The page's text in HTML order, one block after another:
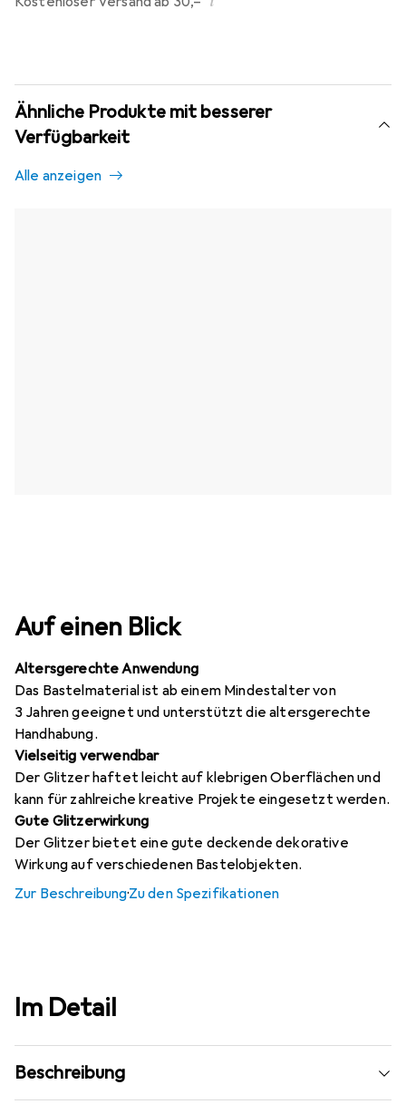
Ähnliche Produkte mit besserer
Verfügbarkeit
Alle anzeigen
Auf einen Blick
Altersgerechte Anwendung
Das Bastelmaterial ist ab einem Mindestalter von
3 Jahren geeignet und unterstützt die altersgerechte
Handhabung.
Vielseitig verwendbar
Der Glitzer haftet leicht auf klebrigen Oberflächen und
kann für zahlreiche kreative Projekte eingesetzt werden.
Gute Glitzerwirkung
Der Glitzer bietet eine gute deckende dekorative
Wirkung auf verschiedenen Bastelobjekten.
Zur Beschreibung·Zu den Spezifikationen
Im Detail
Beschreibung